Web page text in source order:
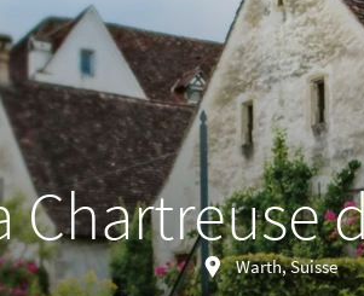
Chartreuse
Warth, Suisse